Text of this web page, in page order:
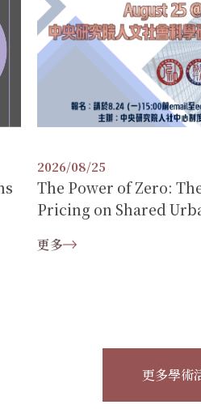
2026/08/25
The Power of Zero:
Pricing on Shared
更多
更多學術